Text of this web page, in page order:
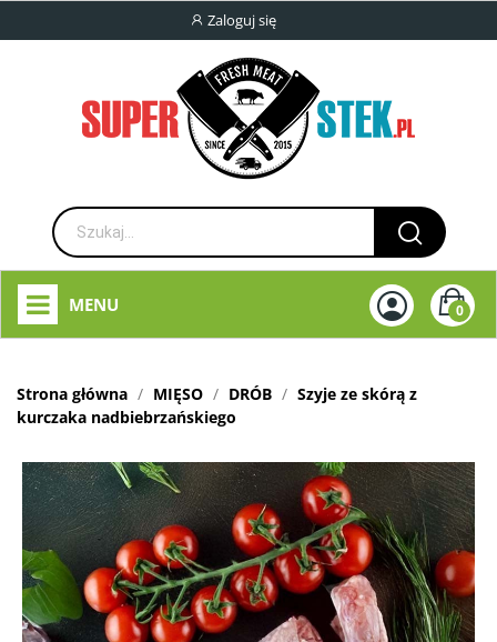
Zaloguj się
0
MENU
Strona główna MIĘSO DRÓB
Szyje ze skórą z
kurczaka nadbiebrzańskiego